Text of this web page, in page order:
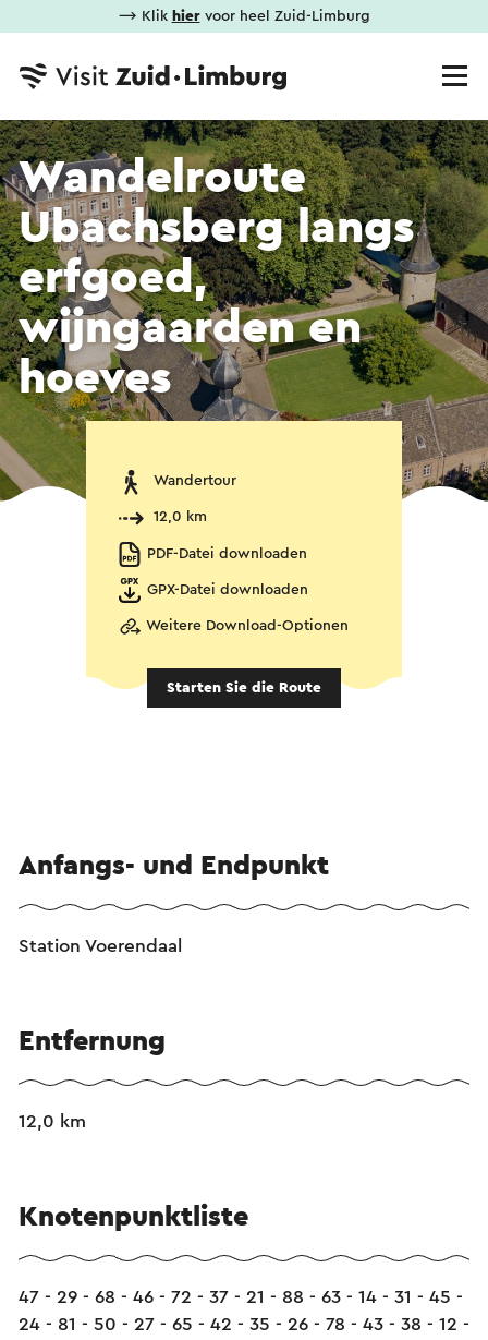
⟶ Klik hiervoor heel Zuid-Limburg
Wandelroute
Ubachsberg langs
erfgoed,
wijngaarden en
hoeves
Wandertour
12,0 km
PDF-Datei downloaden
GPX-Datei downloaden
Weitere Download-Optionen
Starten Sie die Route
Anfangs- und Endpunkt
Station Voerendaal
Entfernung
12,0 km
Knotenpunktliste
47 - 29 - 68 - 46 - 72 - 37 - 21 - 88 - 63 - 14 - 31 - 45 -
24 - 81 - 50 - 27 - 65 - 42 - 35 - 26 - 78 - 43 - 38 - 12 -